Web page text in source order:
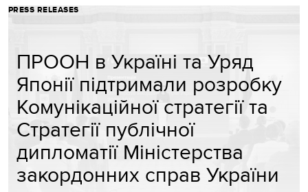
PRESS RELEASES
ПРООН в Україні та Уряд
Японії підтримали розробку
Комунікаційної стратегії та
Стратегії публічної
дипломатії Міністерства
закордонних справ України